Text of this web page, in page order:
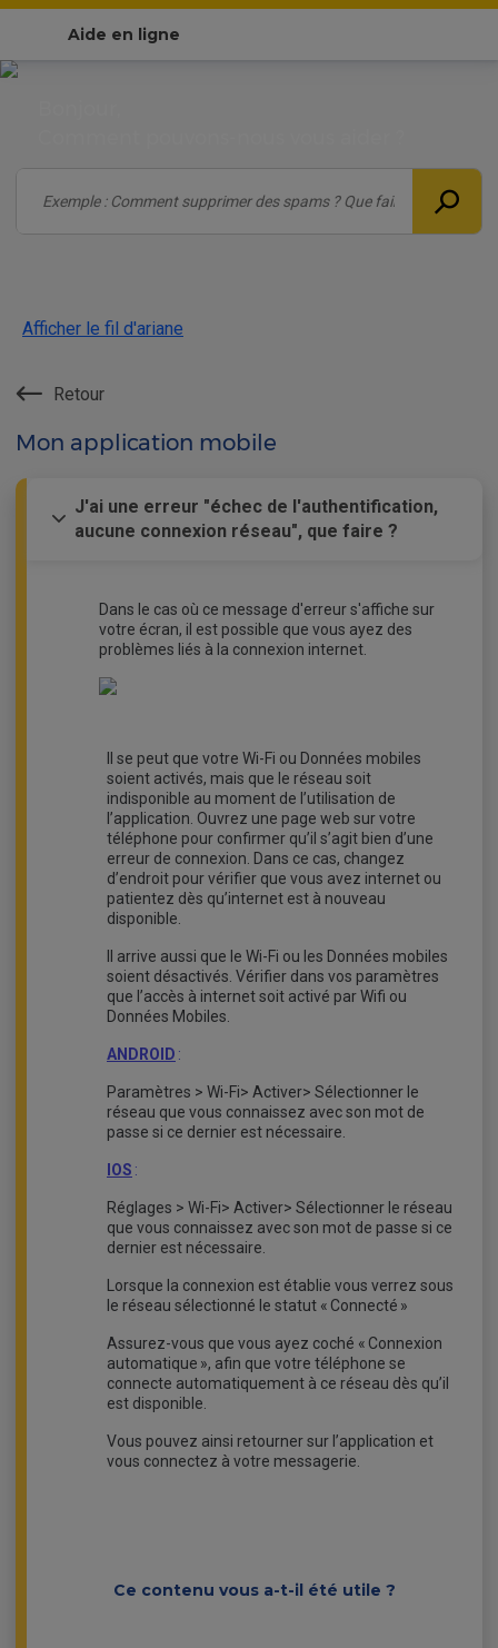
Aide en ligne
Afficher le fil d'ariane
Retour
Mon application mobile
J'ai une erreur "échec de l'authentification,
aucune connexion réseau", que faire ?
Dans le cas où ce message d'erreur s'affiche sur
votre écran, il est possible que vous ayez des
problèmes liés à la connexion internet.
Il se peut que votre Wi-Fi ou Données mobiles
soient activés, mais que le réseau soit
indisponible au moment de l’utilisation de
l’application. Ouvrez une page web sur votre
téléphone pour confirmer qu’il s’agit bien d’une
erreur de connexion. Dans ce cas, changez
d’endroit pour vérifier que vous avez internet ou
patientez dès qu’internet est à nouveau
disponible.
Il arrive aussi que le Wi-Fi ou les Données mobiles
soient désactivés. Vérifier dans vos paramètres
que l’accès à internet soit activé par Wifi ou
Données Mobiles.
ANDROID :
Paramètres > Wi-Fi> Activer> Sélectionner le
réseau que vous connaissez avec son mot de
passe si ce dernier est nécessaire.
IOS :
Réglages > Wi-Fi> Activer> Sélectionner le réseau
que vous connaissez avec son mot de passe si ce
dernier est nécessaire.
Lorsque la connexion est établie vous verrez sous
le réseau sélectionné le statut « Connecté »
Assurez-vous que vous ayez coché « Connexion
automatique », afin que votre téléphone se
connecte automatiquement à ce réseau dès qu’il
est disponible.
Vous pouvez ainsi retourner sur l’application et
vous connectez à votre messagerie.
Ce contenu vous a-t-il été utile ?